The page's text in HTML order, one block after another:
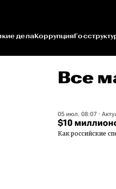
делаКоррупция
Все
05 июл. 08:07 ·
$10
Как российские